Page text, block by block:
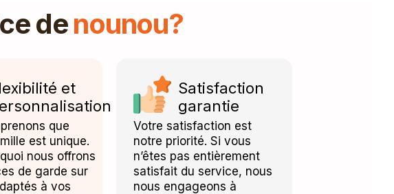
denounou?
et
que
est unique.
nous offrons
de garde sur
à vos
Satisfaction
garantie
Votre satisfaction est
notre priorité. Si vous
n’êtes pas entièrement
satisfait du service, nous
nous engageons à